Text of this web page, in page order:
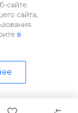
сайте.
сайта,
в